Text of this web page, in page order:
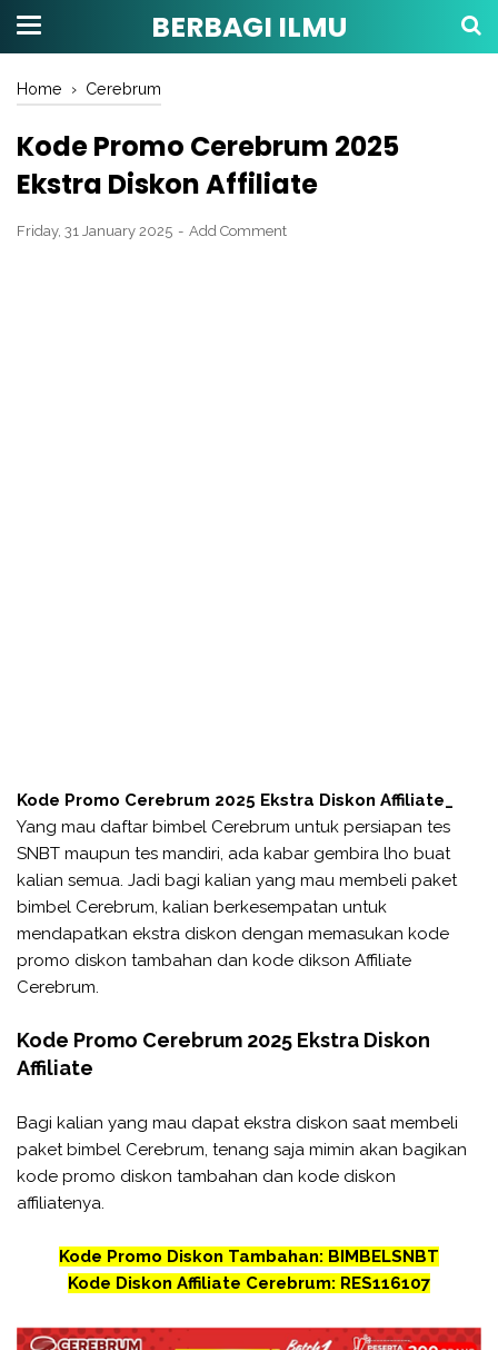
BERBAGI ILMU
Home › Cerebrum
Kode Promo Cerebrum 2025
Ekstra Diskon Affiliate
Friday, 31 January 2025 Add Comment
Kode Promo Cerebrum 2025 Ekstra Diskon Affiliate_
Yang mau daftar bimbel Cerebrum untuk persiapan tes
SNBT maupun tes mandiri, ada kabar gembira lho buat
kalian semua. Jadi bagi kalian yang mau membeli paket
bimbel Cerebrum, kalian berkesempatan untuk
mendapatkan ekstra diskon dengan memasukan kode
promo diskon tambahan dan kode dikson Affiliate
Cerebrum.
Kode Promo Cerebrum 2025 Ekstra Diskon
Affiliate
Bagi kalian yang mau dapat ekstra diskon saat membeli
paket bimbel Cerebrum, tenang saja mimin akan bagikan
kode promo diskon tambahan dan kode diskon
affiliatenya.
Kode Promo Diskon Tambahan: BIMBELSNBT
Kode Diskon Affiliate Cerebrum: RES116107